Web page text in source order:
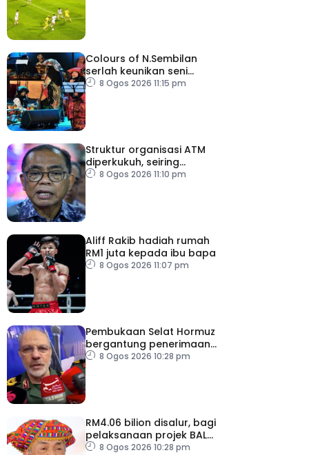
Colours of N.Sembilan
serlah keunikan seni
budaya negeri beradat
8 Ogos 2026 11:15 pm
Struktur organisasi ATM
diperkukuh, seiring
pemodenan aset
8 Ogos 2026 11:10 pm
Aliff Rakib hadiah rumah
RM1 juta kepada ibu bapa
8 Ogos 2026 11:07 pm
Pembukaan Selat Hormuz
bergantung penerimaan
AS – IRGC
8 Ogos 2026 10:28 pm
RM4.06 bilion disalur, bagi
pelaksanaan projek BALB
di Sabah
8 Ogos 2026 10:28 pm